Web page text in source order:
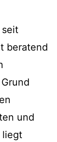
seit
beratend
und
liegt